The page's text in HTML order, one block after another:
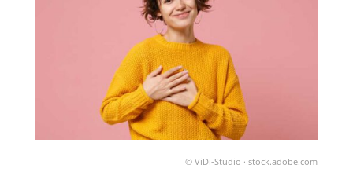
© ViDi-Studio · stock.adobe.com